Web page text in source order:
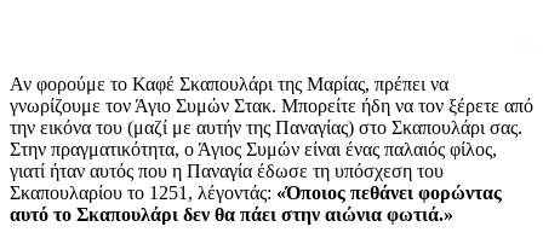
Αν φορούμε το Καφέ Σκαπουλάρι της Μαρίας, πρέπει να
γνωρίζουμε τον Άγιο Συμών Στακ. Μπορείτε ήδη να τον ξέρετε από
την εικόνα του (μαζί με αυτήν της Παναγίας) στο Σκαπουλάρι σας.
Στην πραγματικότητα, ο Άγιος Συμών είναι ένας παλαιός φίλος,
γιατί ήταν αυτός που η Παναγία έδωσε τη υπόσχεση του
Σκαπουλαρίου το 1251, λέγοντάς: «Όποιος πεθάνει φορώντας
αυτό το Σκαπουλάρι δεν θα πάει στην αιώνια φωτιά.»